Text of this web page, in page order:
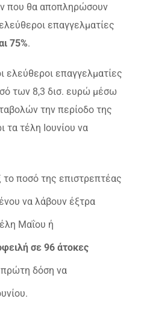
που θα αποπληρώσουν
επαγγελματίες
75%.
ελεύθεροι επαγγελματίες
των 8,3 δισ. ευρώ μέσω
την περίοδο της
τα τέλη Ιουνίου να
το ποσό της επιστρεπτέας
να λάβουν έξτρα
Μαΐου ή
σε 96 άτοκες
πρώτη δόση να